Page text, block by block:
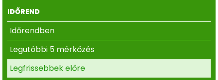
IDŐREND
Időrendben
Legutóbbi 5 mérkőzés
Legfrissebbek előre